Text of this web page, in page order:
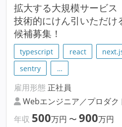
拡大する大規模サービス
技術的にけん引いただけ
候補募集！
typescript react
sentry
…
雇用形態 正社員
Webエンジニア／プロダク
年収 500万円 〜 900万円